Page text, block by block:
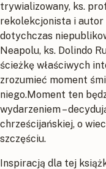
trywializowany, ks.
rekolekcjonista i autor
dotychczas
Neapolu, ks. Dolindo
ścieżkę właściwych
zrozumieć moment
niego.Moment ten
wydarzeniem –
chrześcijańskiej, o
szczęściu.
Inspiracją dla tej